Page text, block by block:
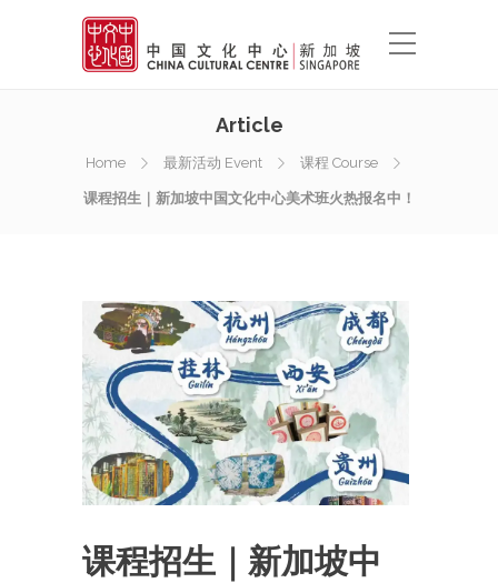
Article
Home 最新活动 Event 课程 Course
课程招生｜新加坡中国文化中心美术班火热报名中！
课程招生｜新加坡中